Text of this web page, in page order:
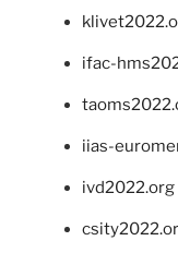
ifac-
iias-
ivd2022.org